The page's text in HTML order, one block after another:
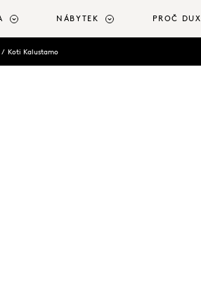
NÁBYTEK PROČ DUX
Koti Kalustamo